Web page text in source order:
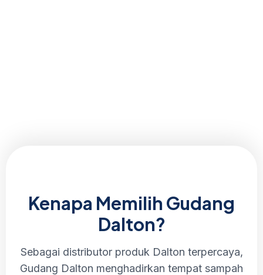
Kenapa Memilih Gudang
Dalton?
Sebagai distributor produk Dalton terpercaya,
Gudang Dalton menghadirkan tempat sampah